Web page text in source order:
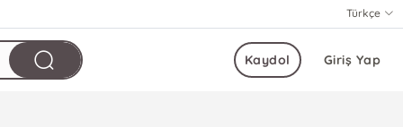
Türkçe
Giriş Yap
Kaydol